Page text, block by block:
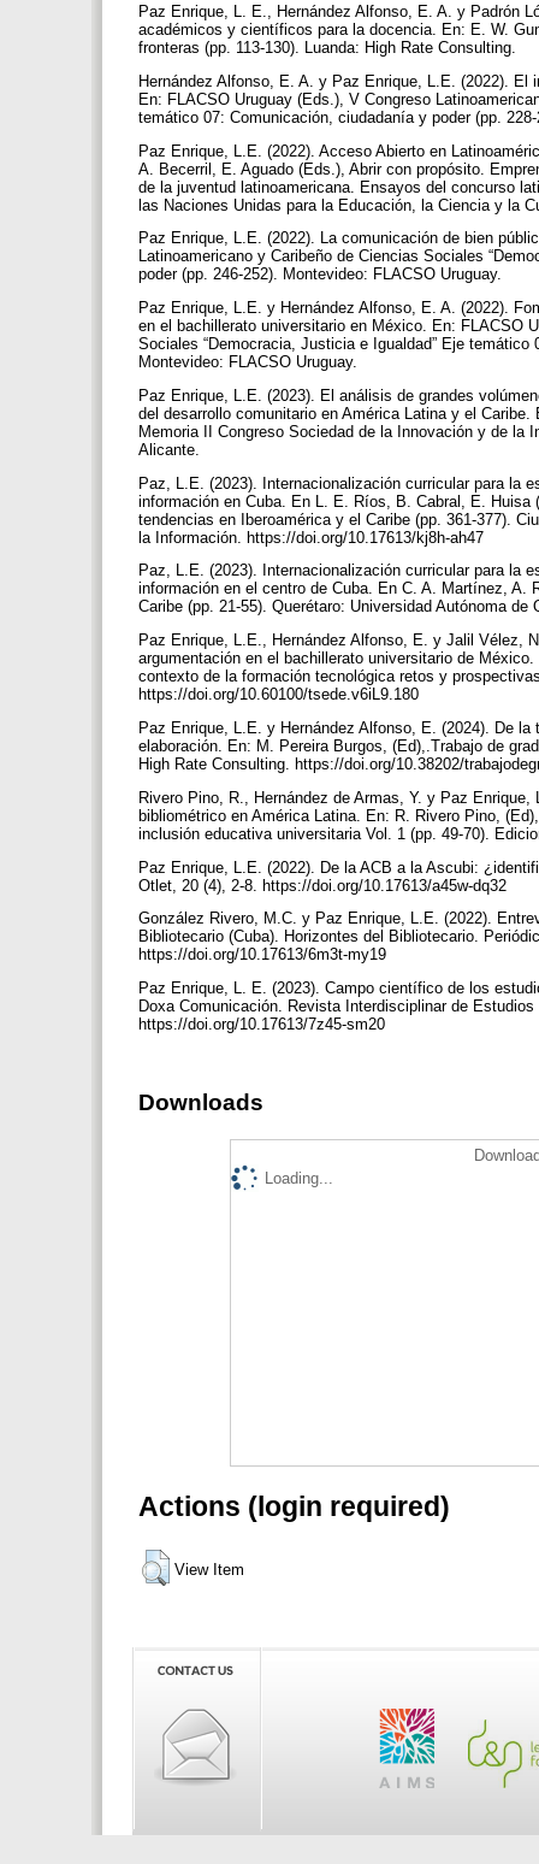
Paz Enrique, L. E., Hernández Alfonso, E. A. y Padrón
académicos y científicos para la docencia. En: E. W.
fronteras (pp. 113-130). Luanda: High Rate Consulting.
Hernández Alfonso, E. A. y Paz Enrique, L.E. (2022).
En: FLACSO Uruguay (Eds.), V Congreso
temático 07: Comunicación, ciudadanía y poder (pp.
Paz Enrique, L.E. (2022). Acceso Abierto en
A. Becerril, E. Aguado (Eds.), Abrir con propósito.
de la juventud latinoamericana. Ensayos del concurso
las Naciones Unidas para la Educación, la Ciencia y la
Paz Enrique, L.E. (2022). La comunicación de bien
Latinoamericano y Caribeño de Ciencias Sociales
poder (pp. 246-252). Montevideo: FLACSO Uruguay.
Paz Enrique, L.E. y Hernández Alfonso, E. A. (2022).
en el bachillerato universitario en México. En: FLACSO
Sociales “Democracia, Justicia e Igualdad” Eje
Montevideo: FLACSO Uruguay.
Paz Enrique, L.E. (2023). El análisis de grandes
del desarrollo comunitario en América Latina y el
Memoria II Congreso Sociedad de la Innovación y de la
Alicante.
Paz, L.E. (2023). Internacionalización curricular para la
información en Cuba. En L. E. Ríos, B. Cabral, E.
tendencias en Iberoamérica y el Caribe (pp. 361-377).
la Información. https://doi.org/10.17613/kj8h-ah47
Paz, L.E. (2023). Internacionalización curricular para la
información en el centro de Cuba. En C. A. Martínez,
Caribe (pp. 21-55). Querétaro: Universidad Autónoma
Paz Enrique, L.E., Hernández Alfonso, E. y Jalil Vélez,
argumentación en el bachillerato universitario de
contexto de la formación tecnológica retos y
https://doi.org/10.60100/tsede.v6iL9.180
Paz Enrique, L.E. y Hernández Alfonso, E. (2024). De
elaboración. En: M. Pereira Burgos, (Ed),.Trabajo de
High Rate Consulting. https://doi.org/10.38202/
Rivero Pino, R., Hernández de Armas, Y. y Paz
bibliométrico en América Latina. En: R. Rivero Pino,
inclusión educativa universitaria Vol. 1 (pp. 49-70).
Paz Enrique, L.E. (2022). De la ACB a la Ascubi:
Otlet, 20 (4), 2-8. https://doi.org/10.17613/a45w-dq32
González Rivero, M.C. y Paz Enrique, L.E. (2022).
Bibliotecario (Cuba). Horizontes del Bibliotecario.
https://doi.org/10.17613/6m3t-my19
Paz Enrique, L. E. (2023). Campo científico de los
Doxa Comunicación. Revista Interdisciplinar de
https://doi.org/10.17613/7z45-sm20
Downloads
Loading...
Actions (login required)
View Item